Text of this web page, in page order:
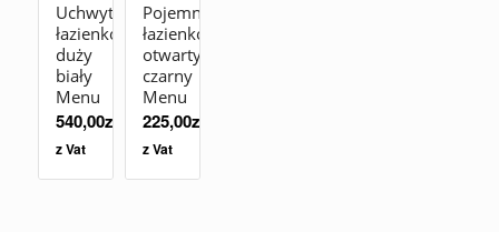
Uchwyt
łazienkowy
duży
biały
Menu
540,00zł
z Vat
Pojemnik
łazienkowy
otwarty
czarny
Menu
225,00zł
z Vat